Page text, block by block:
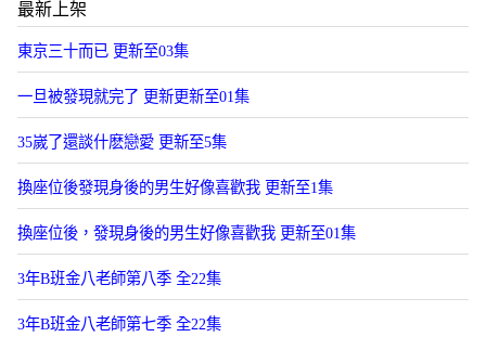
最新上架
東京三十而已 更新至03集
一旦被發現就完了 更新更新至01集
35嵗了還談什麽戀愛 更新至5集
換座位後發現身後的男生好像喜歡我 更新至1集
換座位後，發現身後的男生好像喜歡我 更新至01集
3年B班金八老師第八季 全22集
3年B班金八老師第七季 全22集